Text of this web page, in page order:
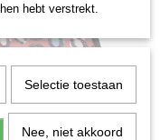
hebt verstrekt.
Selectie toestaan
Nee, niet akkoord